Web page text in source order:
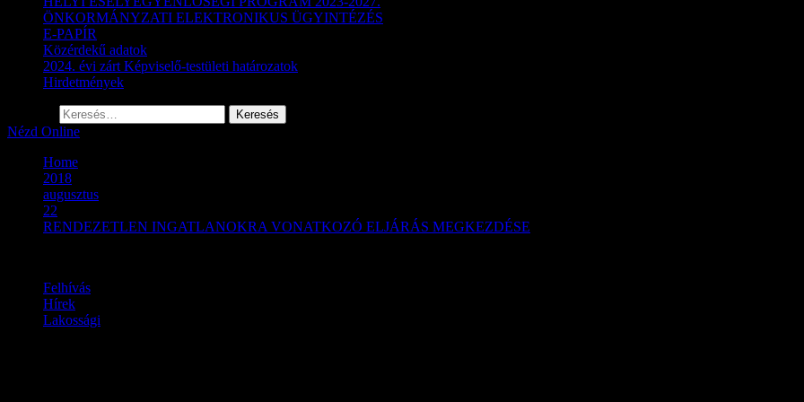
ÖNKORMÁNYZATI ELEKTRONIKUS ÜGYINTÉZÉS
E-PAPÍR
Közérdekű adatok
2024. évi zárt Képviselő-testületi határozatok
Hirdetmények
Nézd Online
Home
2018
augusztus
22
RENDEZETLEN INGATLANOKRA VONATKOZÓ ELJÁRÁS MEGKEZDÉSE
Felhívás
Hírek
Lakossági